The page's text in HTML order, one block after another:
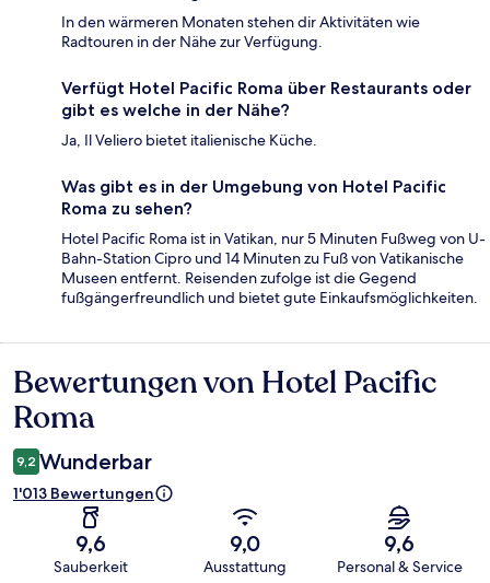
In den wärmeren Monaten stehen dir Aktivitäten wie
Radtouren in der Nähe zur Verfügung.
Verfügt Hotel Pacific Roma über Restaurants oder
gibt es welche in der Nähe?
Ja, Il Veliero bietet italienische Küche.
Was gibt es in der Umgebung von Hotel Pacific
Roma zu sehen?
Hotel Pacific Roma ist in Vatikan, nur 5 Minuten Fußweg von U-
Bahn-Station Cipro und 14 Minuten zu Fuß von Vatikanische
Museen entfernt. Reisenden zufolge ist die Gegend
fußgängerfreundlich und bietet gute Einkaufsmöglichkeiten.
Bewertungen
Bewertungen von Hotel Pacific
Roma
9,2 Wunderbar
1'013 Bewertungen
9,6
Sauberkeit
9,0
Ausstattung
9,6
Personal & Service